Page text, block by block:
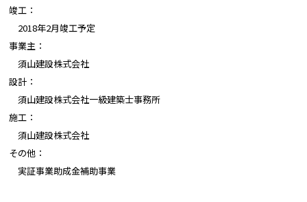
竣工：
2018年2月竣工予定
事業主：
須山建設株式会社
設計：
須山建設株式会社一級建築士事務所
施工：
須山建設株式会社
その他：
実証事業助成金補助事業